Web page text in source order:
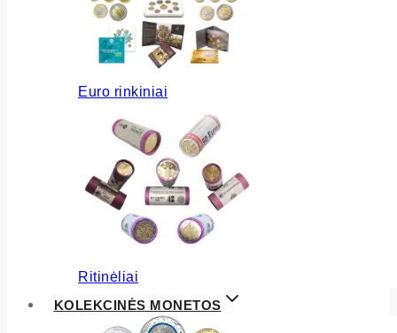
Euro rinkiniai
Ritinėliai
KOLEKCINĖS MONETOS